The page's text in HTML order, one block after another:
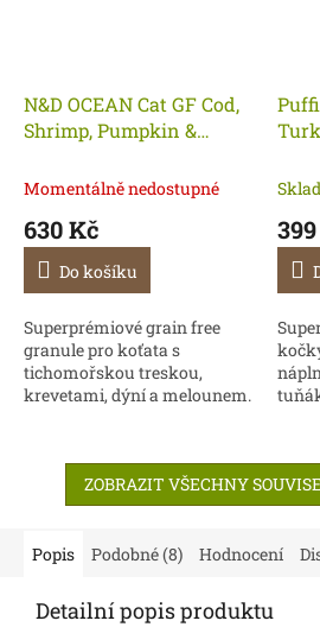
N&D OCEAN Cat GF Cod,
Shrimp, Pumpkin &
1,5 kg
Momentálně nedostupné
630 Kč
Do košíku
Superprémiové grain free
granule pro koťata s
tichomořskou treskou,
krevetami, dýní a melounem.
ZOBRAZIT VŠECHNY
Popis Podobné (8) Hodnocení
Detailní popis produktu